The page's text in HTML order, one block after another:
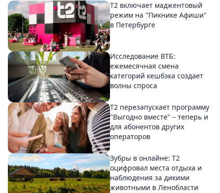
Т2 включает маджентовый
режим на "Пикнике Афиши"
в Петербурге
Исследование ВТБ:
ежемесячная смена
категорий кешбэка создает
волны спроса
Т2 перезапускает программу
"Выгодно вместе" – теперь и
для абонентов других
операторов
Зубры в онлайне: Т2
оцифровал места отдыха и
наблюдения за дикими
животными в Ленобласти